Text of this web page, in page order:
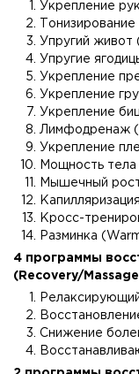
Укрепление
Упругий живот
Упругие
Укрепление
Укрепление
Укрепление
Лимфодренаж
Укрепление
Мощность
Мышечный
Кросс-
Разминка
4 программы
(Recovery/
Снижение